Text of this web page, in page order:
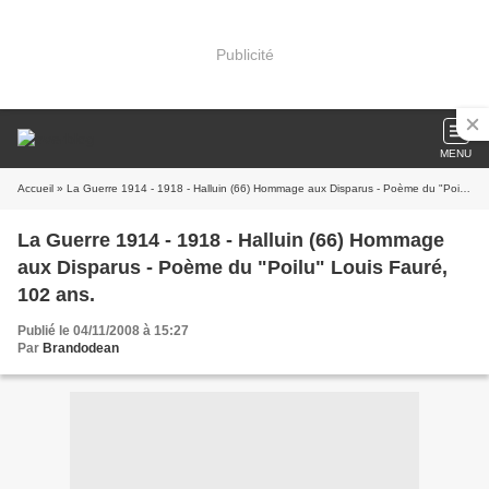
Publicité
MENU
Accueil » La Guerre 1914 - 1918 - Halluin (66) Hommage aux Disparus - Poème du "Poilu" Louis Fauré, 102 ans.
La Guerre 1914 - 1918 - Halluin (66) Hommage
aux Disparus - Poème du "Poilu" Louis Fauré,
102 ans.
Publié le 04/11/2008 à 15:27
Par Brandodean